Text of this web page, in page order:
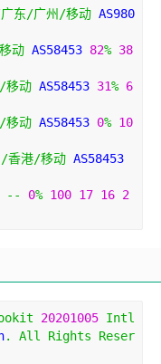
东/广州/移动 AS980
动 AS58453 82% 38
移动 AS58453 31% 6
移动 AS58453 0% 10
/香港/移动
-- 0% 100 17 16 2
20201005 Intl
. All Rights
Reser